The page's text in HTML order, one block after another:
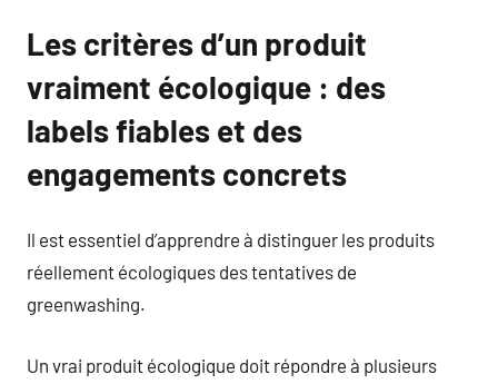
Les critères d’un produit
vraiment écologique : des
labels fiables et des
engagements concrets
Il est essentiel d’apprendre à distinguer les produits
réellement écologiques des tentatives de
greenwashing.
Un vrai produit écologique doit répondre à plusieurs